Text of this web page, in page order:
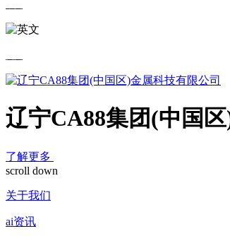
辽宁CA88集团(中国
了解更多
scroll down
关于我们
ai资讯